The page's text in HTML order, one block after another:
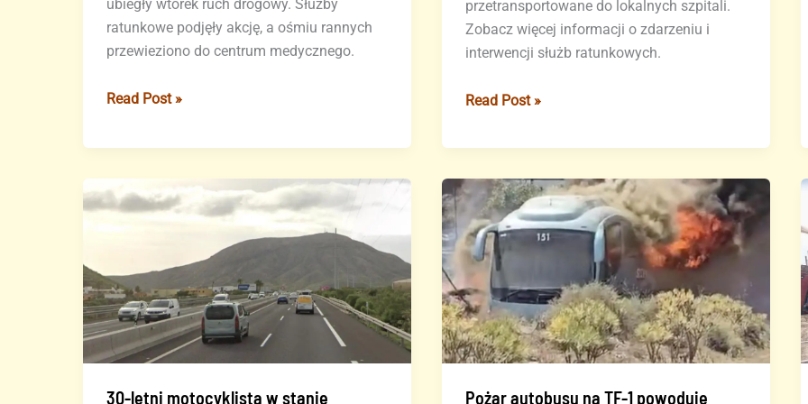
ubiegły wtorek ruch drogowy. Służby
ratunkowe podjęły akcję, a ośmiu rannych
przewieziono do centrum medycznego.
Poważny
na
autostradzie
GC-
Wyspach
Kanaryjskich
(FILM)
Read Post »
przetransportowane do lokalnych szpitali.
Zobacz więcej informacji o zdarzeniu i
interwencji służb ratunkowych.
Cztery
ranne
kolizji
na
autostradzie
TF-
1
na
Teneryfie
Read Post »
30-letni motocyklista w stanie
Pożar autobusu na TF-1 powoduje